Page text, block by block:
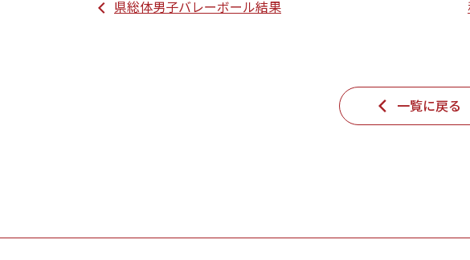
県総体男子バレーボール結果
一覧に戻る